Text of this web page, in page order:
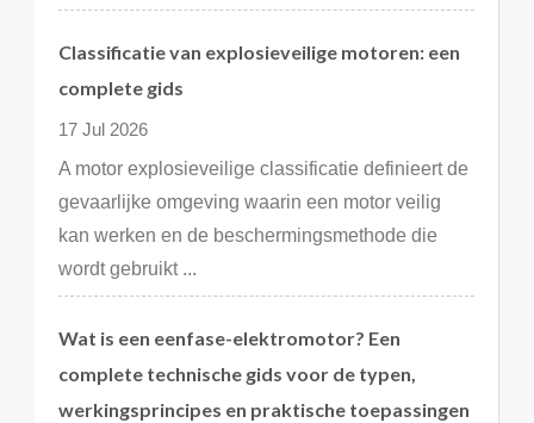
Classificatie van explosieveilige motoren: een
complete gids
17 Jul 2026
A motor explosieveilige classificatie definieert de
gevaarlijke omgeving waarin een motor veilig
kan werken en de beschermingsmethode die
wordt gebruikt ...
Wat is een eenfase-elektromotor? Een
complete technische gids voor de typen,
werkingsprincipes en praktische toepassingen